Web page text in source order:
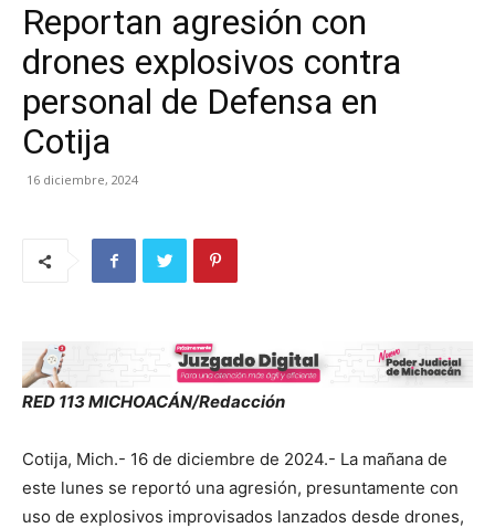
Reportan agresión con
drones explosivos contra
personal de Defensa en
Cotija
16 diciembre, 2024
RED 113 MICHOACÁN/Redacción
Cotija, Mich.- 16 de diciembre de 2024.- La mañana de
este lunes se reportó una agresión, presuntamente con
uso de explosivos improvisados lanzados desde drones,